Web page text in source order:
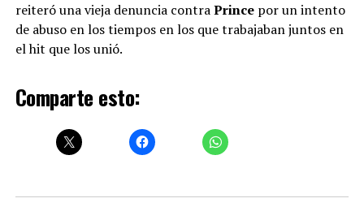
reiteró una vieja denuncia contraPrince por un intento
de abuso en los tiempos en los que trabajaban juntos en
el hit que los unió.
Comparte esto: